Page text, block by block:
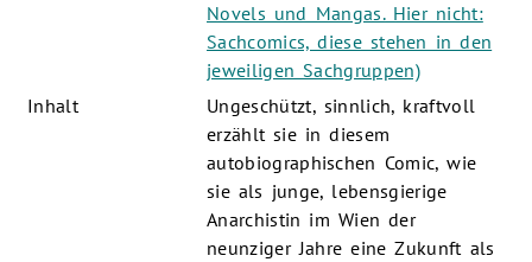
Novels und Mangas. Hier nicht:
Sachcomics, diese stehen in den
jeweiligen Sachgruppen)
Inhalt
Ungeschützt, sinnlich, kraftvoll
erzählt sie in diesem
autobiographischen Comic, wie
sie als junge, lebensgierige
Anarchistin im Wien der
neunziger Jahre eine Zukunft als